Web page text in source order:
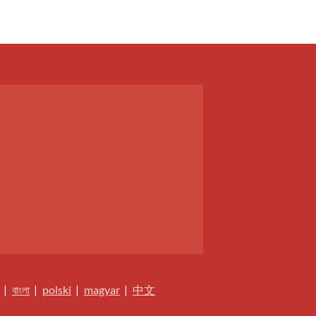
| বাংলা | polski | magyar | 中文